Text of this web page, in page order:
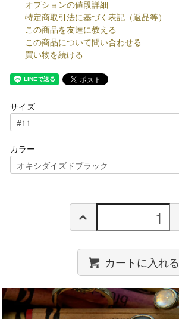
オプションの値段詳細
特定商取引法に基づく表記（返品等）
この商品を友達に教える
この商品について問い合わせる
買い物を続ける
サイズ
カラー
カートに入れる